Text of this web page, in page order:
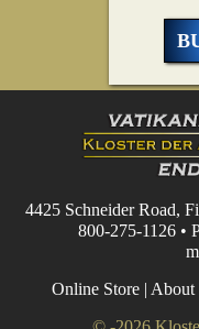
4425 Schneider Road,
800-275-1126 •
Online Store| About